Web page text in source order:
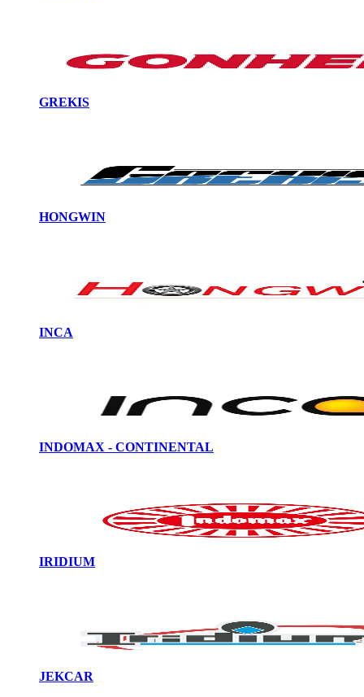
GREKIS
HONGWIN
INCA
INDOMAX - CONTINENTAL
IRIDIUM
JEKCAR